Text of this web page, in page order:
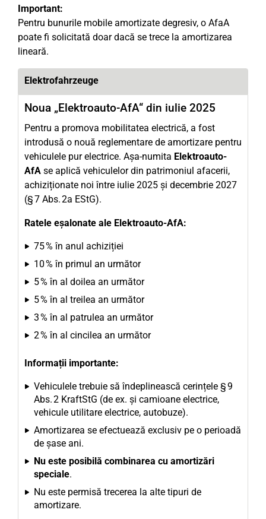
Important:
Pentru bunurile mobile amortizate degresiv, o AfaA
poate fi solicitată doar dacă se trece la amortizarea
lineară.
Elektrofahrzeuge
Noua „Elektroauto-AfA“ din iulie 2025
Pentru a promova mobilitatea electrică, a fost
introdusă o nouă reglementare de amortizare pentru
vehiculele pur electrice. Așa-numita Elektroauto-
AfA se aplică vehiculelor din patrimoniul afacerii,
achiziționate noi între iulie 2025 și decembrie 2027
(§ 7 Abs. 2a EStG).
Ratele eșalonate ale Elektroauto-AfA:
75 % în anul achiziției
10 % în primul an următor
5 % în al doilea an următor
5 % în al treilea an următor
3 % în al patrulea an următor
2 % în al cincilea an următor
Informații importante:
Vehiculele trebuie să îndeplinească cerințele § 9
Abs. 2 KraftStG (de ex. și camioane electrice,
vehicule utilitare electrice, autobuze).
Amortizarea se efectuează exclusiv pe o perioadă
de șase ani.
Nu este posibilă combinarea cu amortizări
speciale.
Nu este permisă trecerea la alte tipuri de
amortizare.